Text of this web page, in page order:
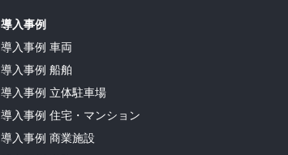
導入事例
導入事例 車両
導入事例 船舶
導入事例 立体駐車場
導入事例 住宅・マンション
導入事例 商業施設